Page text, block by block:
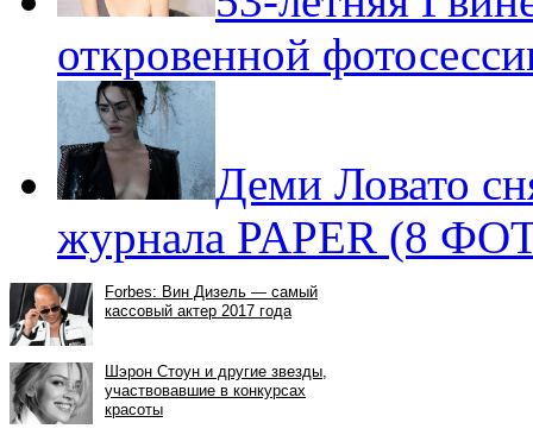
откровенной
Деми Ловато
журнала PAPER (8